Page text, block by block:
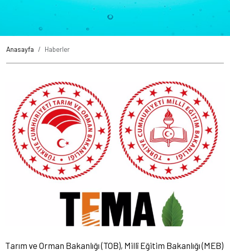
Anasayfa Haberler
Tarım ve Orman Bakanlığı (TOB), Millî Eğitim Bakanlığı (MEB)